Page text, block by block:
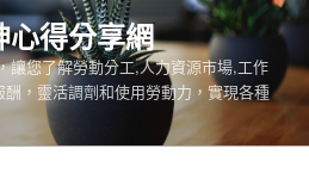
得分享網
讓您了解勞動分工,人力資源市場,工作
，靈活調劑和使用勞動力，實現各種